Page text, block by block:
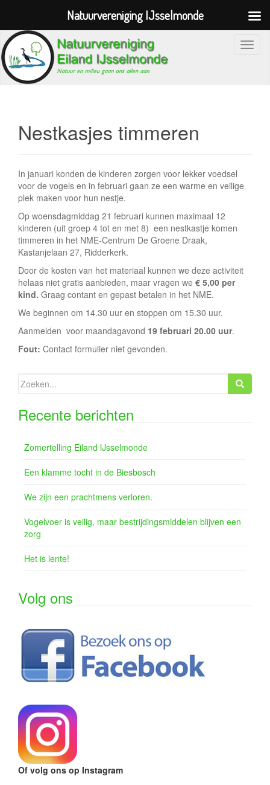
S
Nestkasjes timmeren
In januari konden de kinderen zorgen voor lekker voedsel
voor de vogels en in februari gaan ze een warme en veilige
plek maken voor hun nestje.
Op woensdagmiddag 21 februari kunnen maximaal 12
kinderen (uit groep 4 tot en met 8) een nestkastje komen
timmeren in het NME-Centrum De Groene Draak,
Kastanjelaan 27, Ridderkerk.
Door de kosten van het materiaal kunnen we deze activiteit
helaas niet gratis aanbieden, maar vragen we € 5,00 per
kind. Graag contant en gepast betalen in het NME.
We beginnen om 14.30 uur en stoppen om 15.30 uur.
Aanmelden voor maandagavond 19 februari 20.00 uur.
Fout: Contact formulier niet gevonden.
Zoeken
naar:
Recente berichten
Zomertelling Eiland IJsselmonde
Een klamme tocht in de Biesbosch
We zijn een prachtmens verloren.
Vogelvoer is veilig, maar bestrijdingsmiddelen blijven een
zorg
Het is lente!
Volg ons
Of volg ons op Instagram
Natuurvereniging IJsselmonde